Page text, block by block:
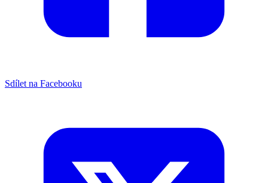
Sdílet na Facebooku